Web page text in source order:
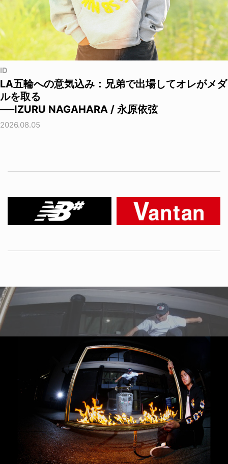
ID
LA五輪への意気込み：兄弟で出場してオレがメダ
ルを取る
──IZURU NAGAHARA / 永原依弦
2026.08.05